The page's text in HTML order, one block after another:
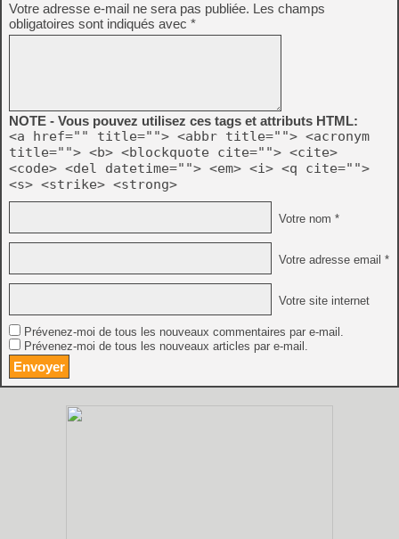
Votre adresse e-mail ne sera pas publiée. Les champs
obligatoires sont indiqués avec *
NOTE - Vous pouvez utilisez ces tags et attributs HTML:
<a href="" title=""> <abbr title=""> <acronym
title=""> <b> <blockquote cite=""> <cite>
<code> <del datetime=""> <em> <i> <q cite="">
<s> <strike> <strong>
Votre nom *
Votre adresse email *
Votre site internet
Prévenez-moi de tous les nouveaux commentaires par e-mail.
Prévenez-moi de tous les nouveaux articles par e-mail.